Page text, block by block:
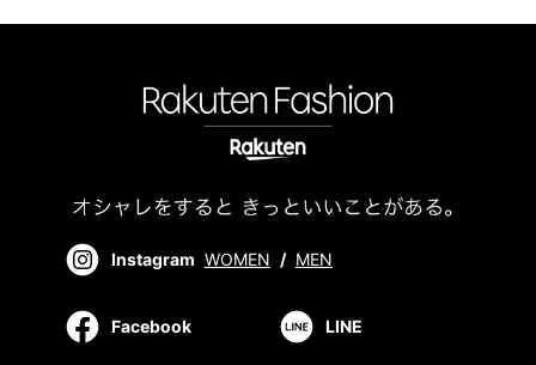
Instagram WOMEN / MEN
Facebook LINE